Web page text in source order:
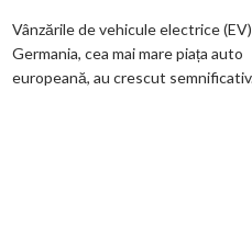
EV
din
Germania
Vânzările de vehicule electrice
Germania, cea mai mare piața auto
europeană, au crescut